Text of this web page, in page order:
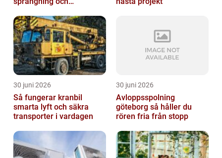
30 juni 2026
Så fungerar kranbil
smarta lyft och säkra
transporter i vardagen
30 juni 2026
Avloppsspolning
göteborg så håller du
rören fria från stopp